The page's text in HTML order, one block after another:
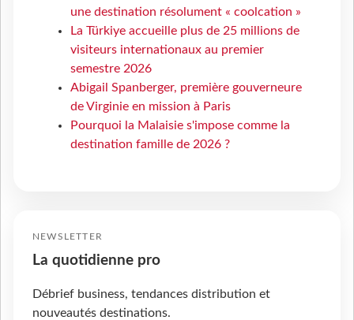
une destination résolument « coolcation »
La Türkiye accueille plus de 25 millions de
visiteurs internationaux au premier
semestre 2026
Abigail Spanberger, première gouverneure
de Virginie en mission à Paris
Pourquoi la Malaisie s'impose comme la
destination famille de 2026 ?
NEWSLETTER
La quotidienne pro
Débrief business, tendances distribution et
nouveautés destinations.